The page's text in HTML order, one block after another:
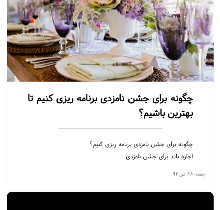
چگونه برای جشن نامزدی برنامه ریزی کنیم تا
بهترین باشیم؟
چگونه برای جشن نامزدی برنامه ریزی کنیم؟
اجاره باند برای جشن نامزدی
انتخاب آهنگ مناسب برای جشن ها
جمعه ۲۸ دی ۹۷